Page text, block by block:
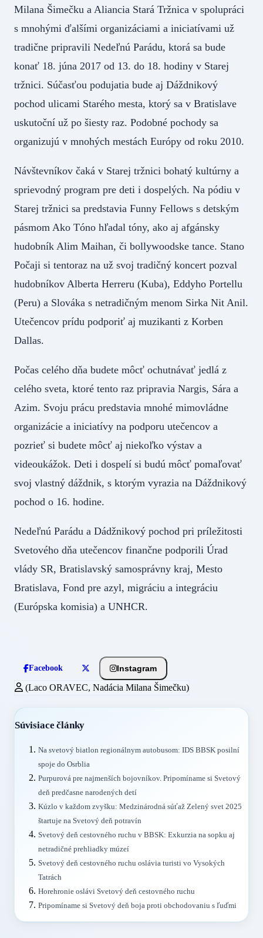
Milana Šimečku a Aliancia Stará Tržnica v spolupráci
s mnohými ďalšími organizáciami a iniciatívami už
tradične pripravili Nedeľnú Parádu, ktorá sa bude
konať 18. júna 2017 od 13. do 18. hodiny v Starej
tržnici. Súčasťou podujatia bude aj Dáždnikový
pochod ulicami Starého mesta, ktorý sa v Bratislave
uskutoční už po šiesty raz. Podobné pochody sa
organizujú v mnohých mestách Európy od roku 2010.
Návštevníkov čaká v Starej tržnici bohatý kultúrny a
sprievodný program pre deti i dospelých. Na pódiu v
Starej tržnici sa predstavia Funny Fellows s detským
pásmom Ako Tóno hľadal tóny, ako aj afgánsky
hudobník Alim Maihan, či bollywoodske tance. Stano
Počaji si tentoraz na už svoj tradičný koncert pozval
hudobníkov Alberta Herreru (Kuba), Eddyho Portellu
(Peru) a Slováka s netradičným menom Sirka Nit Anil.
Utečencov prídu podporiť aj muzikanti z Korben
Dallas.
Počas celého dňa budete môcť ochutnávať jedlá z
celého sveta, ktoré tento raz pripravia Nargis, Sára a
Azim. Svoju prácu predstavia mnohé mimovládne
organizácie a iniciatívy na podporu utečencov a
pozrieť si budete môcť aj niekoľko výstav a
videoukážok. Deti i dospelí si budú môcť pomaľovať
svoj vlastný dáždnik, s ktorým vyrazia na Dáždnikový
pochod o 16. hodine.
Nedeľnú Parádu a Dádžnikový pochod pri príležitosti
Svetového dňa utečencov finančne podporili Úrad
vlády SR, Bratislavský samosprávny kraj, Mesto
Bratislava, Fond pre azyl, migráciu a integráciu
(Európska komisia) a UNHCR.
Facebook Instagram
(Laco ORAVEC, Nadácia Milana Šimečku)
Súvisiace články
Na svetový biatlon regionálnym autobusom: IDS BBSK posilní
spoje do Osrblia
Purpurová pre najmenších bojovníkov. Pripomíname si Svetový
deň predčasne narodených detí
Kúzlo v každom zvyšku: Medzinárodná súťaž Zelený svet 2025
štartuje na Svetový deň potravín
Svetový deň cestovného ruchu v BBSK: Exkurzia na sopku aj
netradičné prehliadky múzeí
Svetový deň cestovného ruchu oslávia turisti vo Vysokých
Tatrách
Horehronie oslávi Svetový deň cestovného ruchu
Pripomíname si Svetový deň boja proti obchodovaniu s ľuďmi